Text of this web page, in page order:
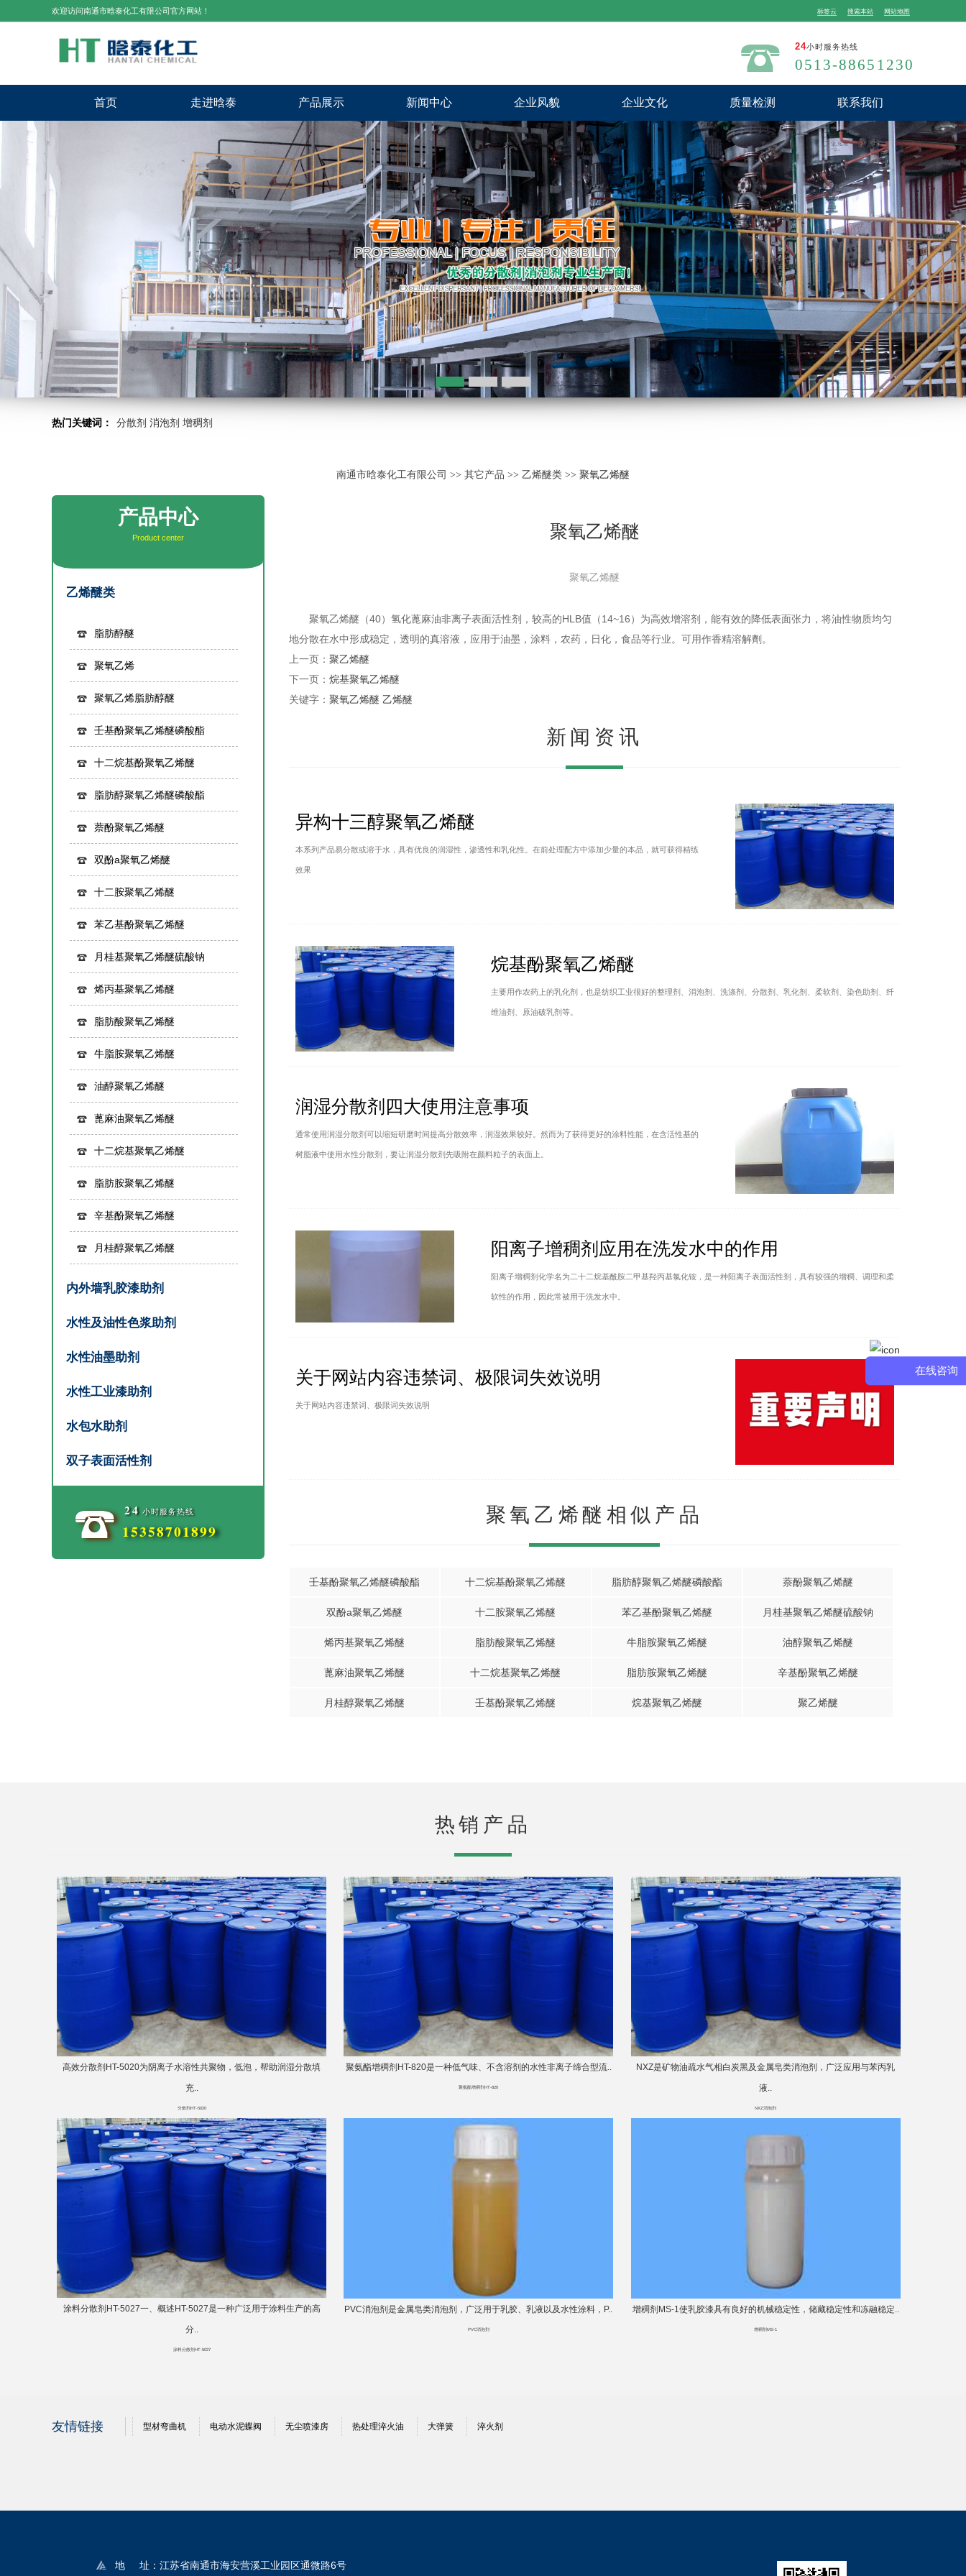
欢迎访问南通市晗泰化工有限公司官方网站！ 标签云 搜索本站 网站地图
24小时服务热线
0513-88651230
首页 走进晗泰 产品展示 新闻中心 企业风貌 企业文化 质量检测 联系我们
热门关键词： 分散剂 消泡剂 增稠剂
南通市晗泰化工有限公司 >> 其它产品 >> 乙烯醚类 >> 聚氧乙烯醚
聚氧乙烯醚
聚氧乙烯醚
聚氧乙烯醚（40）氢化蓖麻油非离子表面活性剂，较高的HLB值（14~16）为高效增溶剂，能有效的降低表面张力，将油性物质均匀
地分散在水中形成稳定，透明的真溶液，应用于油墨，涂料，农药，日化，食品等行业。可用作香精溶解劑。
上一页： 聚乙烯醚
下一页： 烷基聚氧乙烯醚
关键字： 聚氧乙烯醚 乙烯醚
新闻资讯
异构十三醇聚氧乙烯醚
本系列产品易分散或溶于水，具有优良的润湿性，渗透性和乳化性。在前处理配方中添加少量的本品，就可获得精练
效果
烷基酚聚氧乙烯醚
主要用作农药上的乳化剂，也是纺织工业很好的整理剂、消泡剂、洗涤剂、分散剂、乳化剂、柔软剂、染色助剂、纤
维油剂、原油破乳剂等。
润湿分散剂四大使用注意事项
通常使用润湿分散剂可以缩短研磨时间提高分散效率，润湿效果较好。然而为了获得更好的涂料性能，在含活性基的
树脂液中使用水性分散剂，要让润湿分散剂先吸附在颜料粒子的表面上。
阳离子增稠剂应用在洗发水中的作用
阳离子增稠剂化学名为二十二烷基酰胺二甲基羟丙基氯化铵，是一种阳离子表面活性剂，具有较强的增稠、调理和柔
软性的作用，因此常被用于洗发水中。
关于网站内容违禁词、极限词失效说明
关于网站内容违禁词、极限词失效说明
聚氧乙烯醚相似产品
壬基酚聚氧乙烯醚磷酸酯 十二烷基酚聚氧乙烯醚 脂肪醇聚氧乙烯醚磷酸酯 萘酚聚氧乙烯醚
双酚a聚氧乙烯醚 十二胺聚氧乙烯醚 苯乙基酚聚氧乙烯醚 月桂基聚氧乙烯醚硫酸钠
烯丙基聚氧乙烯醚 脂肪酸聚氧乙烯醚 牛脂胺聚氧乙烯醚 油醇聚氧乙烯醚
蓖麻油聚氧乙烯醚 十二烷基聚氧乙烯醚 脂肪胺聚氧乙烯醚 辛基酚聚氧乙烯醚
月桂醇聚氧乙烯醚 壬基酚聚氧乙烯醚 烷基聚氧乙烯醚 聚乙烯醚
产品中心
Product center
乙烯醚类
脂肪醇醚
聚氧乙烯
聚氧乙烯脂肪醇醚
壬基酚聚氧乙烯醚磷酸酯
十二烷基酚聚氧乙烯醚
脂肪醇聚氧乙烯醚磷酸酯
萘酚聚氧乙烯醚
双酚a聚氧乙烯醚
十二胺聚氧乙烯醚
苯乙基酚聚氧乙烯醚
月桂基聚氧乙烯醚硫酸钠
烯丙基聚氧乙烯醚
脂肪酸聚氧乙烯醚
牛脂胺聚氧乙烯醚
油醇聚氧乙烯醚
蓖麻油聚氧乙烯醚
十二烷基聚氧乙烯醚
脂肪胺聚氧乙烯醚
辛基酚聚氧乙烯醚
月桂醇聚氧乙烯醚
内外墙乳胶漆助剂
水性及油性色浆助剂
水性油墨助剂
水性工业漆助剂
水包水助剂
双子表面活性剂
24 小时服务热线
15358701899
热销产品
高效分散剂HT-5020为阴离子水溶性共聚物，低泡，帮助润湿分散填
充..
分散剂HT-5020
聚氨酯增稠剂HT-820是一种低气味、不含溶剂的水性非离子缔合型流..
聚氨酯增稠剂HT-820
NXZ是矿物油疏水气相白炭黑及金属皂类消泡剂，广泛应用与苯丙乳
液..
NXZ消泡剂
涂料分散剂HT-5027一、概述HT-5027是一种广泛用于涂料生产的高
分..
涂料分散剂HT-5027
PVC消泡剂是金属皂类消泡剂，广泛用于乳胶、乳液以及水性涂料，P..
PVC消泡剂
增稠剂MS-1使乳胶漆具有良好的机械稳定性，储藏稳定性和冻融稳定..
增稠剂MS-1
友情链接 型材弯曲机 电动水泥蝶阀 无尘喷漆房 热处理淬火油 大弹簧 淬火剂
地 址：江苏省南通市海安营溪工业园区通微路6号
在线咨询